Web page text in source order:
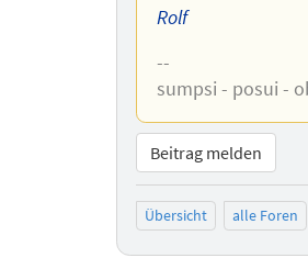
Rolf
--
sumpsi - posui -
Beitrag melden
Übersicht alle Foren